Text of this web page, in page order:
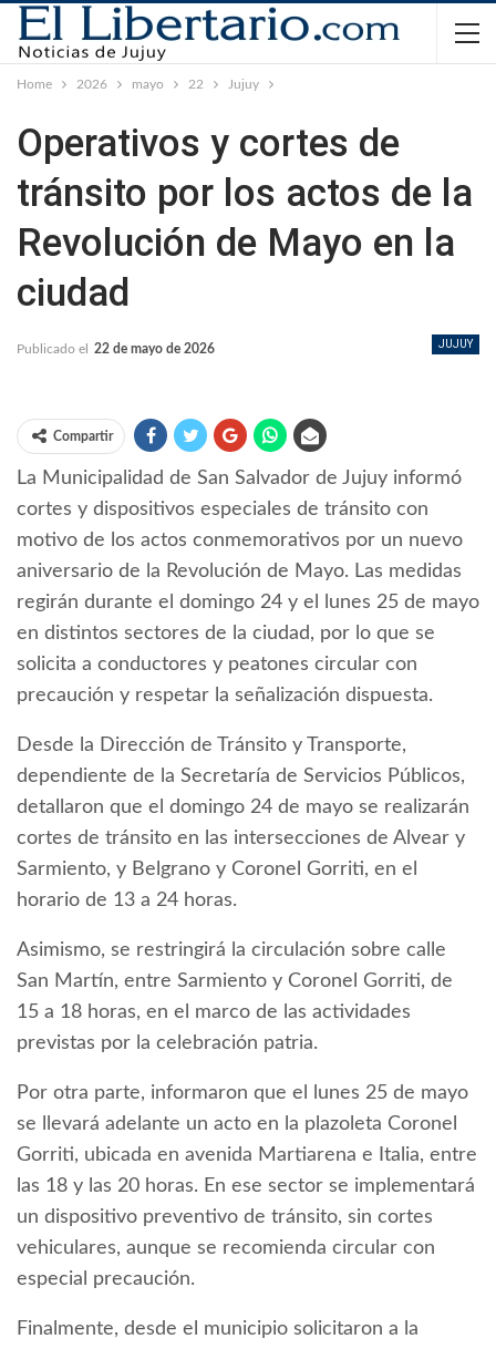
Home 2026 mayo 22 Jujuy
Operativos y cortes de
tránsito por los actos de la
Revolución de Mayo en la
ciudad
JUJUY
Publicado el 22 de mayo de 2026
Compartir
La Municipalidad de San Salvador de Jujuy informó
cortes y dispositivos especiales de tránsito con
motivo de los actos conmemorativos por un nuevo
aniversario de la Revolución de Mayo. Las medidas
regirán durante el domingo 24 y el lunes 25 de mayo
en distintos sectores de la ciudad, por lo que se
solicita a conductores y peatones circular con
precaución y respetar la señalización dispuesta.
Desde la Dirección de Tránsito y Transporte,
dependiente de la Secretaría de Servicios Públicos,
detallaron que el domingo 24 de mayo se realizarán
cortes de tránsito en las intersecciones de Alvear y
Sarmiento, y Belgrano y Coronel Gorriti, en el
horario de 13 a 24 horas.
Asimismo, se restringirá la circulación sobre calle
San Martín, entre Sarmiento y Coronel Gorriti, de
15 a 18 horas, en el marco de las actividades
previstas por la celebración patria.
Por otra parte, informaron que el lunes 25 de mayo
se llevará adelante un acto en la plazoleta Coronel
Gorriti, ubicada en avenida Martiarena e Italia, entre
las 18 y las 20 horas. En ese sector se implementará
un dispositivo preventivo de tránsito, sin cortes
vehiculares, aunque se recomienda circular con
especial precaución.
Finalmente, desde el municipio solicitaron a la